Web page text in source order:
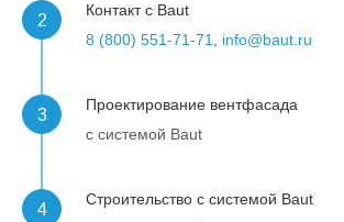
Контакт с Baut
8 (800) 551-71-71, info@baut.ru
Проектирование вентфасада
с системой Baut
Строительство с системой Baut